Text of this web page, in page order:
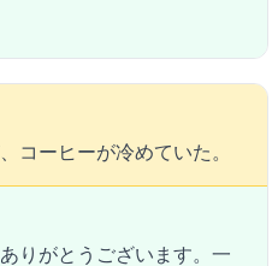
コーヒーが冷めていた。
りがとうございます。一